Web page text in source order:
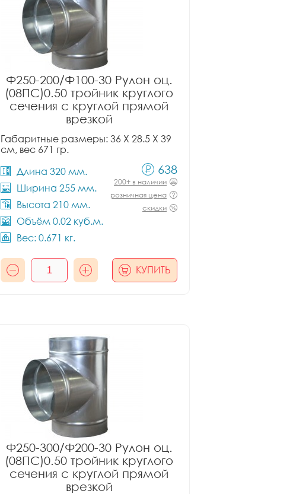
Ф250-200/Ф100-30 Рулон оц.
(08ПС)0.50 тройник круглого
сечения с круглой прямой
врезкой
Габаритные размеры: 36 X 28.5 X 39
см, вес 671 гр.
Длина 320 мм.
Ширина 255 мм.
Высота 210 мм.
Объём 0.02 куб.м.
Вес: 0.671 кг.
638
200+ в наличии
розничная цена
скидки
КУПИТЬ
Ф250-300/Ф200-30 Рулон оц.
(08ПС)0.50 тройник круглого
сечения с круглой прямой
врезкой